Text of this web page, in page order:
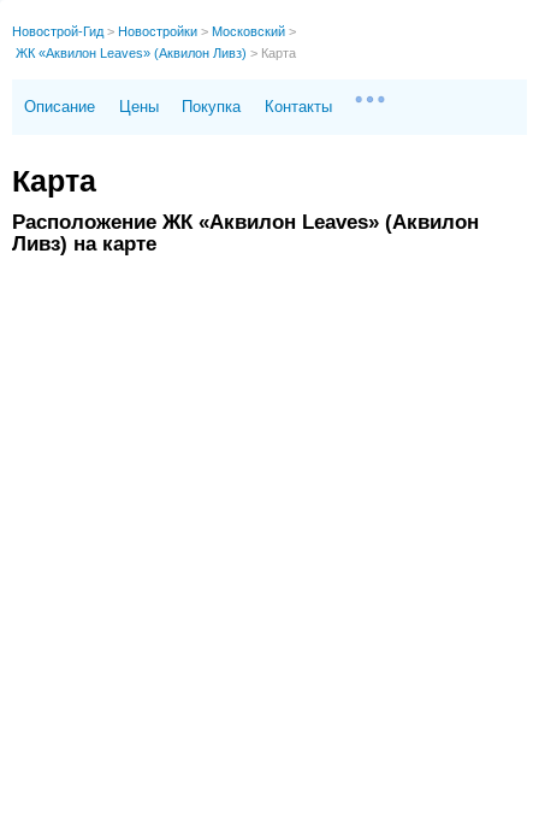
Новострой-Гид > Новостройки > Московский >
ЖК «Аквилон Leaves» (Аквилон Ливз) > Карта
Описание Цены Покупка Контакты
Карта
Расположение ЖК «Аквилон Leaves» (Аквилон
Ливз) на карте